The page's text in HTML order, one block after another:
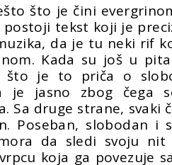
što je čini
tekst koji je
da je tu neki rif
Kada su još u
što je to priča o
je jasno zbog čega
Sa druge strane, svaki
Poseban, slobodan i
da sledi svoju
koja ga povezuje